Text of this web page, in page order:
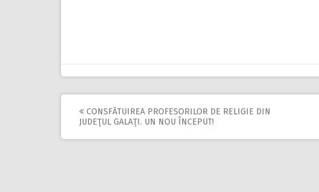
Post
navigation
CONSFĂTUIREA PROFESORILOR DE RELIGIE DIN
JUDEŢUL GALAŢI. UN NOU ÎNCEPUT!